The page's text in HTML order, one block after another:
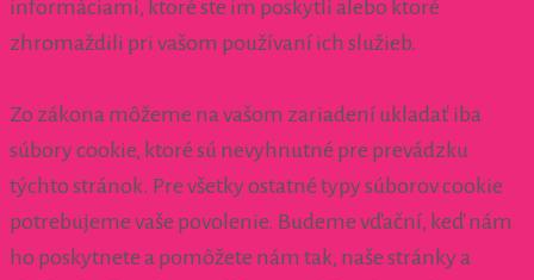
informáciami, ktoré ste im poskytli alebo ktoré
zhromaždili pri vašom používaní ich služieb.
Zo zákona môžeme na vašom zariadení ukladať iba
súbory cookie, ktoré sú nevyhnutné pre prevádzku
týchto stránok. Pre všetky ostatné typy súborov cookie
potrebujeme vaše povolenie. Budeme vďační, keď nám
ho poskytnete a pomôžete nám tak, naše stránky a